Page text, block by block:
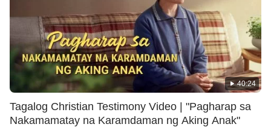
40:24
Tagalog Christian Testimony Video | "Pagharap sa
Nakamamatay na Karamdaman ng Aking Anak"